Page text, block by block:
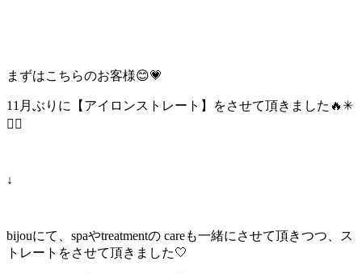
まずはこちらのお客様😊💗
11月ぶりに【アイロンストレート】をさせて頂きました🔥✳︎
💁‍♀️
↓
bijouにて、spaやtreatmentの careも一緒にさせて頂きつつ、ス
トレートをさせて頂きました🤍